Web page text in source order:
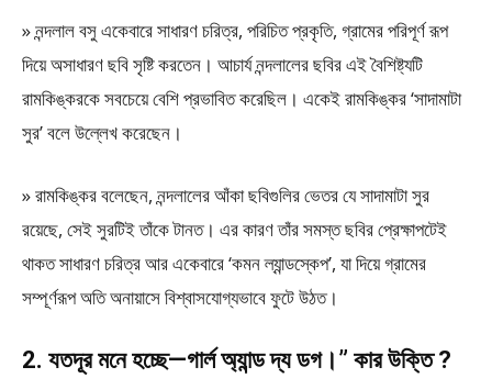
» নন্দলাল বসু একেবারে সাধারণ চরিত্র, পরিচিত প্রকৃতি, গ্রামের পরিপূর্ণ রূপ
দিয়ে অসাধারণ ছবি সৃষ্টি করতেন। আচার্য নন্দলালের ছবির এই বৈশিষ্ট্যটি
রামকিঙ্করকে সবচেয়ে বেশি প্রভাবিত করেছিল। একেই রামকিঙ্কর ‘সাদামাটা
সুর’ বলে উল্লেখ করেছেন।
» রামকিঙ্কর বলেছেন, নন্দলালের আঁকা ছবিগুলির ভেতর যে সাদামাটা সুর
রয়েছে, সেই সুরটিই তাঁকে টানত। এর কারণ তাঁর সমস্ত ছবির প্রেক্ষাপটেই
থাকত সাধারণ চরিত্র আর একেবারে ‘কমন ল্যান্ডস্কেপ’, যা দিয়ে গ্রামের
সম্পূর্ণরূপ অতি অনায়াসে বিশ্বাসযোগ্যভাবে ফুটে উঠত।
2. যতদূর মনে হচ্ছে—গার্ল অ্যান্ড দ্য ডগ।” কার উক্তি ?